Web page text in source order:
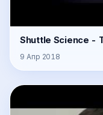
Shuttle Science -
9 Апр 2018